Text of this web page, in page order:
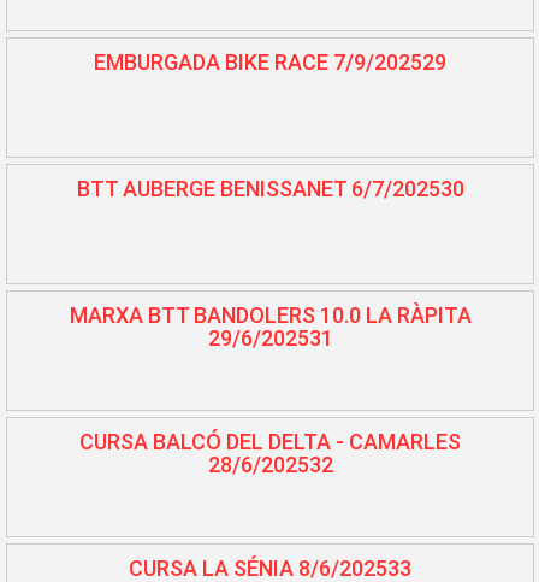
EMBURGADA BIKE RACE 7/9/202529
BTT AUBERGE BENISSANET 6/7/202530
MARXA BTT BANDOLERS 10.0 LA RÀPITA
29/6/202531
CURSA BALCÓ DEL DELTA - CAMARLES
28/6/202532
CURSA LA SÉNIA 8/6/202533